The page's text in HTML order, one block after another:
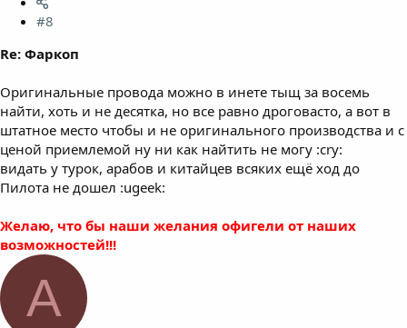
#8
Re: Фаркоп
Оригинальные провода можно в инете тыщ за восемь
найти, хоть и не десятка, но все равно дроговасто, а вот в
штатное место чтобы и не оригинального производства и с
ценой приемлемой ну ни как найтить не могу :cry:
видать у турок, арабов и китайцев всяких ещё ход до
Пилота не дошел :ugeek:
Желаю, что бы наши желания офигели от наших
возможностей!!!
A